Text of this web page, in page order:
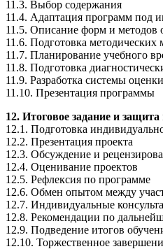
11.3. Выбор содержания
11.4. Адаптация программ под
11.5. Описание форм и методов
11.6. Подготовка методических
11.7. Планирование учебного
11.8. Подготовка
11.9. Разработка системы оценки
11.10. Презентация программы
12. Итоговое задание и
12.1. Подготовка
12.2. Презентация проекта
12.3. Обсуждение и
12.4. Оценивание проектов
12.5. Рефлексия по программе
12.6. Обмен опытом между
12.7. Индивидуальные
12.8. Рекомендации по
12.9. Подведение итогов
12.10. Торжественное